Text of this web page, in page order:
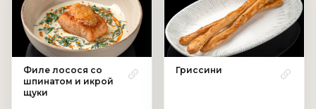
Филе лосося со
шпинатом и икрой
щуки
Гриссини